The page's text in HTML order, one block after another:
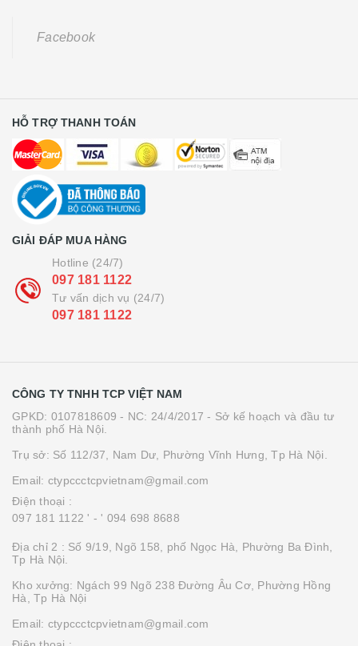
Facebook
HỖ TRỢ THANH TOÁN
GIẢI ĐÁP MUA HÀNG
Hotline (24/7)
097 181 1122
Tư vấn dịch vụ (24/7)
097 181 1122
CÔNG TY TNHH TCP VIỆT NAM
GPKD: 0107818609 - NC: 24/4/2017 - Sở kế hoạch và đầu tư
thành phố Hà Nội.
Trụ sở: Số 112/37, Nam Dư, Phường Vĩnh Hưng, Tp Hà Nội.
Email: ctypccctcpvietnam@gmail.com
Điện thoại :
097 181 1122 ' - ' 094 698 8688
Địa chỉ 2 : Số 9/19, Ngõ 158, phố Ngọc Hà, Phường Ba Đình,
Tp Hà Nội.
Kho xưởng: Ngách 99 Ngõ 238 Đường Âu Cơ, Phường Hồng
Hà, Tp Hà Nội
Email: ctypccctcpvietnam@gmail.com